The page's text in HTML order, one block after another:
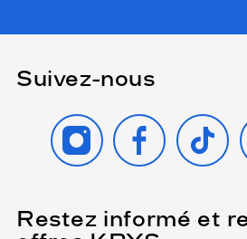
Suivez-nous
INSTAGRAMFACEBOOK
TIKTOK
Restez informé et
(Ce
champ